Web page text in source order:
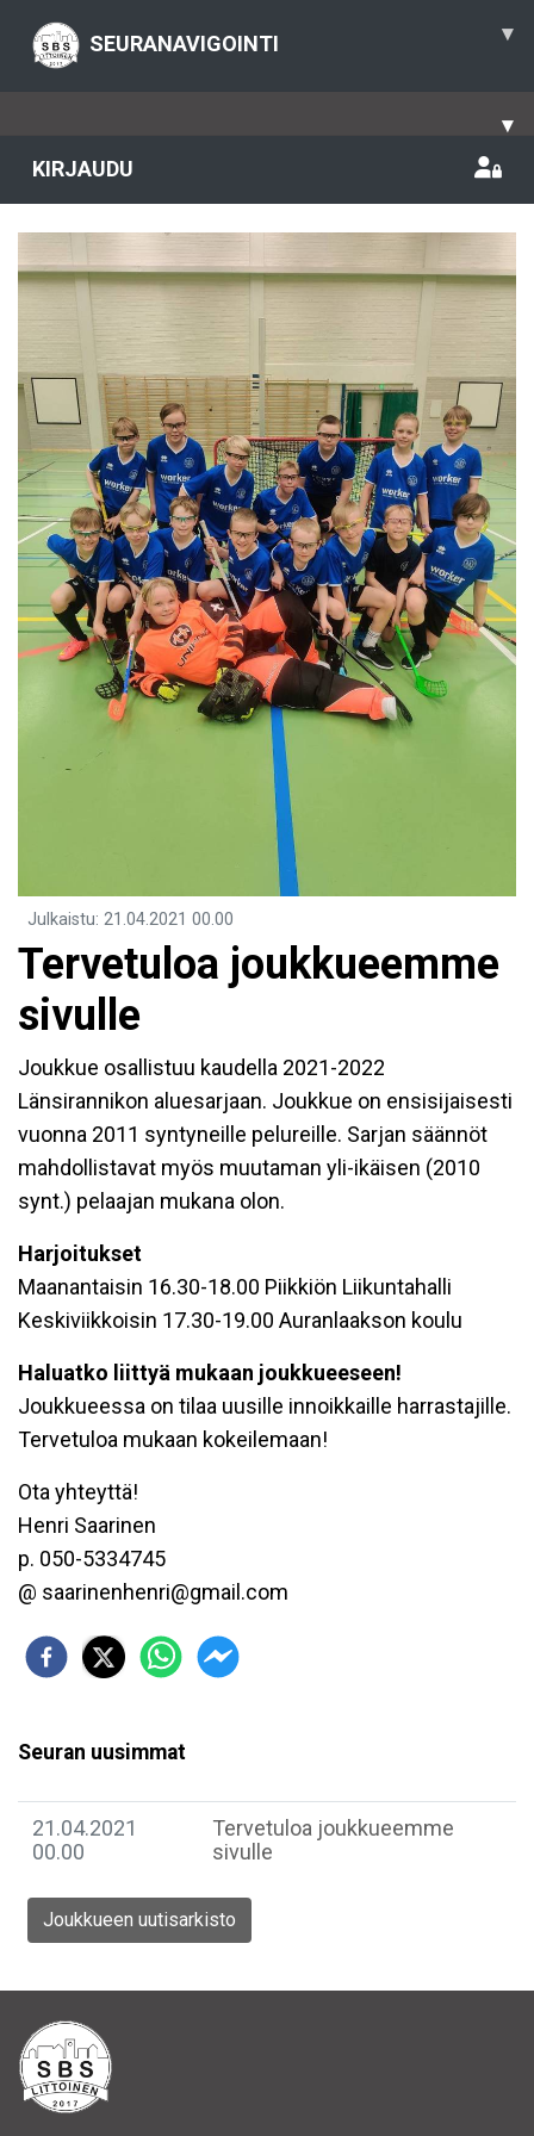
SEURANAVIGOINTI ▾
▾
KIRJAUDU
Julkaistu: 21.04.2021 00.00
Tervetuloa joukkueemme
sivulle
Joukkue osallistuu kaudella 2021-2022
Länsirannikon aluesarjaan. Joukkue on ensisijaisesti
vuonna 2011 syntyneille pelureille. Sarjan säännöt
mahdollistavat myös muutaman yli-ikäisen (2010
synt.) pelaajan mukana olon.
Harjoitukset
Maanantaisin 16.30-18.00 Piikkiön Liikuntahalli
Keskiviikkoisin 17.30-19.00 Auranlaakson koulu
Haluatko liittyä mukaan joukkueeseen!
Joukkueessa on tilaa uusille innoikkaille harrastajille.
Tervetuloa mukaan kokeilemaan!
Ota yhteyttä!
Henri Saarinen
p. 050-5334745
@ saarinenhenri@gmail.com
Seuran uusimmat
21.04.2021
00.00
Tervetuloa joukkueemme
sivulle
Joukkueen uutisarkisto